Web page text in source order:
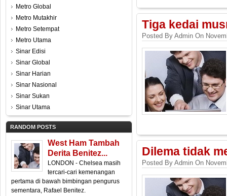
Metro Global
Metro Mutakhir
Metro Setempat
Metro Utama
Sinar Edisi
Sinar Global
Sinar Harian
Sinar Nasional
Sinar Sukan
Sinar Utama
RANDOM POSTS
West Ham Tambah
Derita Benitez...
LONDON - Chelsea masih
tercari-cari kemenangan
pertama di bawah bimbingan pengurus
sementara, Rafael Benitez.
Tiga kedai
Posted By Admin On
Dilema tidak
Posted By Admin On